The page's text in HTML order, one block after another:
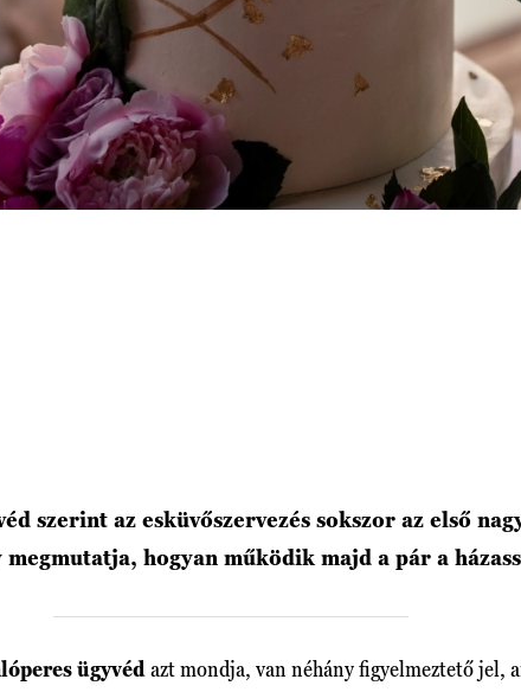
szerint az esküvőszervezés sokszor az első
megmutatja, hogyan működik majd a pár a
ügyvéd azt mondja, van néhány figyelmeztető jel,